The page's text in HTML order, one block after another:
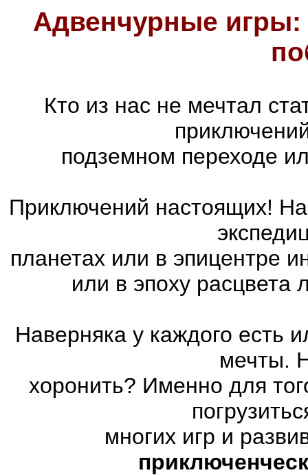
Адвенчурные
Кто из нас не мечтал
подземном переходе
Приключений настоящих! На
планетах или в эпицентре
или в эпоху
Наверняка у каждого есть
мечты.
хоронить? Именно для
многих игр и